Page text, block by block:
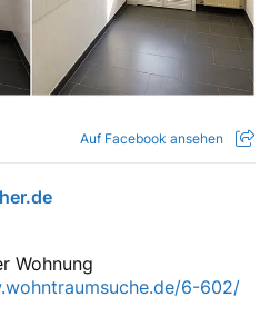
Auf Facebook ansehen
Wohnung
6-602/